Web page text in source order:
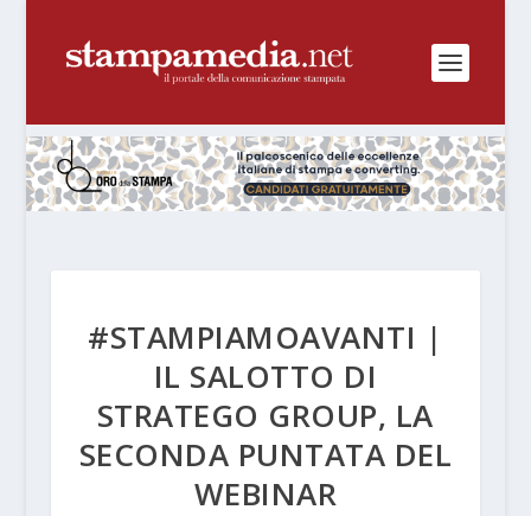
#STAMPIAMOAVANTI |
IL SALOTTO DI
STRATEGO GROUP, LA
SECONDA PUNTATA DEL
WEBINAR